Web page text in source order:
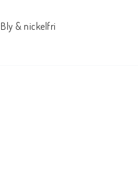
Bly & nickelfri